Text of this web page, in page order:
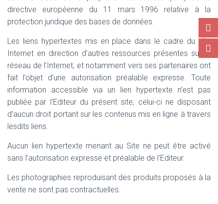
directive européenne du 11 mars 1996 relative à la
protection juridique des bases de données.
Les liens hypertextes mis en place dans le cadre du site
Internet en direction d’autres ressources présentes sur le
réseau de l’Internet, et notamment vers ses partenaires ont
fait l’objet d’une autorisation préalable expresse. Toute
information accessible via un lien hypertexte n’est pas
publiée par l’Editeur du présent site, celui-ci ne disposant
d’aucun droit portant sur les contenus mis en ligne à travers
lesdits liens.
Aucun lien hypertexte menant au Site ne peut être activé
sans l’autorisation expresse et préalable de l’Editeur.
Les photographies reproduisant des produits proposés à la
vente ne sont pas contractuelles.